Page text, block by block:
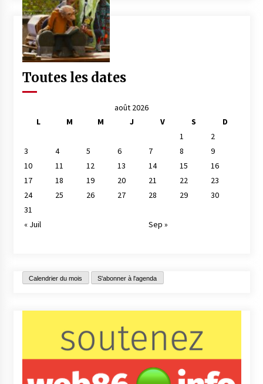
Toutes les dates
août 2026
L
M M J V S
D
1
2
3
4 5 6 7 8
9
10
11 12 13 14 15
16
17
18 19 20 21 22
23
24
25 26 27 28 29
30
31
« Juil
Sep »
Calendrier du mois S'abonner à l'agenda